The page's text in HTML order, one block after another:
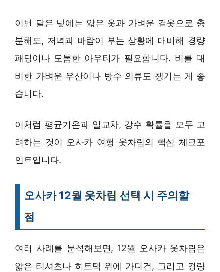
이번 달은 낮에는 얇은 옷과 가벼운 겉옷으로 충
분해도, 저녁과 바람이 부는 상황에 대비해 경량
패딩이나 도톰한 아우터가 필요합니다. 비를 대
비한 가벼운 우산이나 방수 의류도 챙기는 게 좋
습니다.
이처럼 평균기온과 일교차, 강수 확률을 모두 고
려하는 것이 오사카 여행 옷차림의 핵심 체크포
인트입니다.
오사카 12월 옷차림 선택 시 주의할
점
여러 사례를 분석해보면, 12월 오사카 옷차림은
얇은 티셔츠나 히트텍 위에 가디건, 그리고 경량